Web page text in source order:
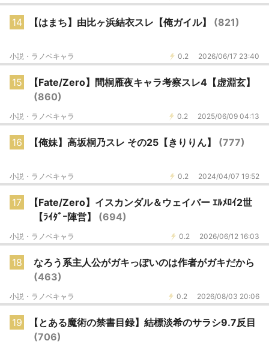
14 【はまち】由比ヶ浜結衣スレ【俺ガイル】 (821)
0.2 2026/06/17 23:40
小説・ラノベキャラ
15
【Fate/Zero】間桐雁夜キャラ考察スレ4【虚淵玄】
(860)
0.2 2025/06/09 04:13
小説・ラノベキャラ
16 【俺妹】高坂桐乃スレ その25【きりりん】 (777)
0.2 2024/04/07 19:52
小説・ラノベキャラ
17
【Fate/Zero】イスカンダル＆ウェイバー ｴﾙﾒﾛｲ2世
【ﾗｲﾀﾞｰ陣営】 (694)
0.2 2026/06/12 16:03
小説・ラノベキャラ
18
なろう系主人公がガキっぽいのは作者がガキだから
(463)
0.2 2026/08/03 20:06
小説・ラノベキャラ
19
【とある魔術の禁書目録】結標淡希のサラシ9.7反目
(706)